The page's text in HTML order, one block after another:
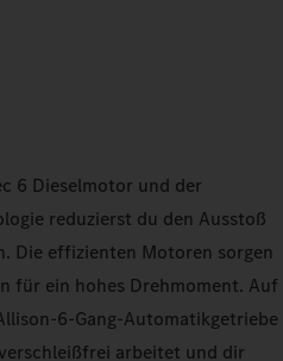
6 Dieselmotor und der
reduzierst du den Ausstoß
Die effizienten Motoren sorgen
für ein hohes Drehmoment. Auf
6-Gang-Automatikgetriebe
arbeitet und dir